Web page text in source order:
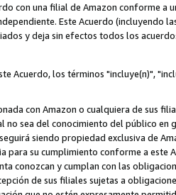
con una filial de Amazon conforme
Este Acuerdo (incluyendo
y deja sin efectos todos los
Acuerdo, los términos "incluye(n)",
con Amazon o cualquiera de sus
no sea del conocimiento del público
siendo propiedad exclusiva de
para su cumplimiento conforme a
conozcan y cumplan con las
de sus filiales sujetas a